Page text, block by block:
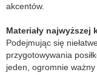
akcentów.
Materiały najwyższej
Podejmując się
przygotowywania
jeden, ogromnie